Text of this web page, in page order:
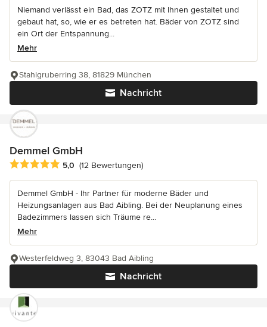
Niemand verlässt ein Bad, das ZOTZ mit Ihnen gestaltet und
gebaut hat, so, wie er es betreten hat. Bäder von ZOTZ sind
ein Ort der Entspannung...
Mehr
Nachricht
Stahlgruberring 38, 81829 München
Demmel GmbH
Durchschnittliche Bewertung: 5 von 5 Sternen
5,0 (12 Bewertungen)
Demmel GmbH - Ihr Partner für moderne Bäder und
Heizungsanlagen aus Bad Aibling. Bei der Neuplanung eines
Badezimmers lassen sich Träume re...
Mehr
Nachricht
Westerfeldweg 3, 83043 Bad Aibling